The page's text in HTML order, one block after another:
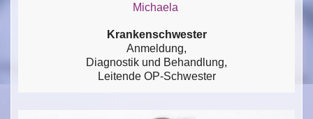
Michaela
Krankenschwester
Anmeldung,
Diagnostik und Behandlung,
Leitende OP-Schwester